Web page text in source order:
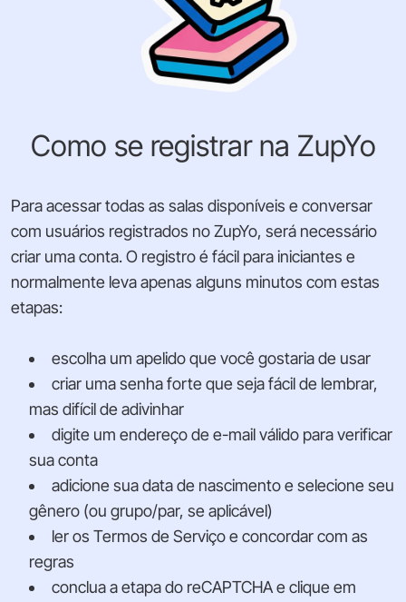
Como se registrar na ZupYo
Para acessar todas as salas disponíveis e conversar
com usuários registrados no ZupYo, será necessário
criar uma conta. O registro é fácil para iniciantes e
normalmente leva apenas alguns minutos com estas
etapas:
escolha um apelido que você gostaria de usar
criar uma senha forte que seja fácil de lembrar,
mas difícil de adivinhar
digite um endereço de e-mail válido para verificar
sua conta
adicione sua data de nascimento e selecione seu
gênero (ou grupo/par, se aplicável)
ler os Termos de Serviço e concordar com as
regras
conclua a etapa do reCAPTCHA e clique em